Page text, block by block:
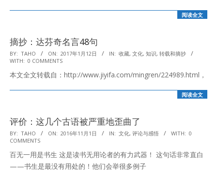
阅读全文
摘抄：达芬奇名言48句
2017-
01-
12
BY: TAHO ON: 2017年1月12日 IN: 收藏, 文化, 知识, 转载和摘抄
WITH: 0 COMMENTS
本文全文转载自：http://www.jiyifa.com/mingren/224989.html，
阅读全文
评价：这几个古语被严重地歪曲了
2016-
11-
01
BY: TAHO ON: 2016年11月1日 IN: 文化, 评论与感悟 WITH: 0
COMMENTS
百无一用是书生 这是读书无用论者的有力武器！ 这句话非常直白
——书生是最没有用处的！他们会举很多例子